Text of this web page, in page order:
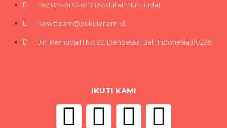
+62 822-5137-6212 (Abdullah Nur Huda)
newsteam@pukulenam.id
Jln. Pemuda III No 22, Denpasar, Bali, Indonesia 80226
IKUTI KAMI